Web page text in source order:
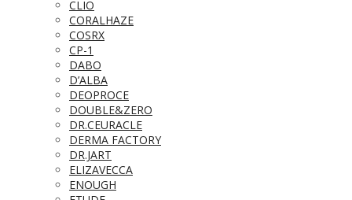
CLIO
CORALHAZE
COSRX
CP-1
DABO
D’ALBA
DEOPROCE
DOUBLE&ZERO
DR.CEURACLE
DERMA FACTORY
DR.JART
ELIZAVECCA
ENOUGH